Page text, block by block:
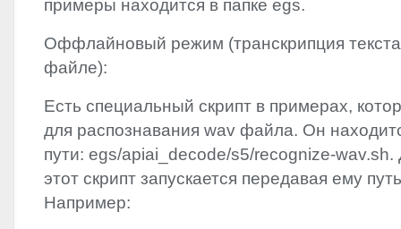
примеры находится в папке egs.
Оффлайновый режим (транскрипция
файле):
Есть специальный скрипт в примерах,
для распознавания wav файла. Он
пути: egs/apiai_decode/s5/recognize-wav.sh.
этот скрипт запускается передавая ему
Например: